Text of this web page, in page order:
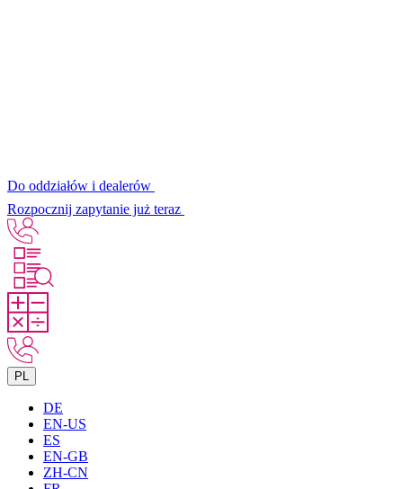
Do oddziałów i dealerów
Rozpocznij zapytanie już teraz
PL
DE
EN-US
ES
EN-GB
ZH-CN